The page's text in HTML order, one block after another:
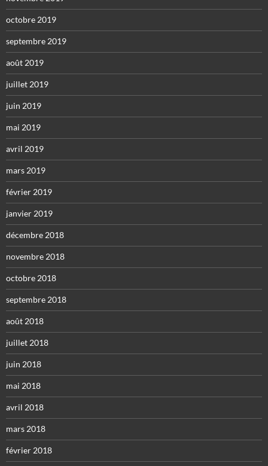
octobre 2019
septembre 2019
août 2019
juillet 2019
juin 2019
mai 2019
avril 2019
mars 2019
février 2019
janvier 2019
décembre 2018
novembre 2018
octobre 2018
septembre 2018
août 2018
juillet 2018
juin 2018
mai 2018
avril 2018
mars 2018
février 2018